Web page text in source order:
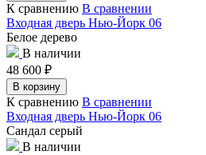
К сравнению В сравнении
Входная дверь Нью-Йорк 06
Белое дерево
В наличии
48 600 ₽
В корзину
К сравнению В сравнении
Входная дверь Нью-Йорк 06
Сандал серый
В наличии